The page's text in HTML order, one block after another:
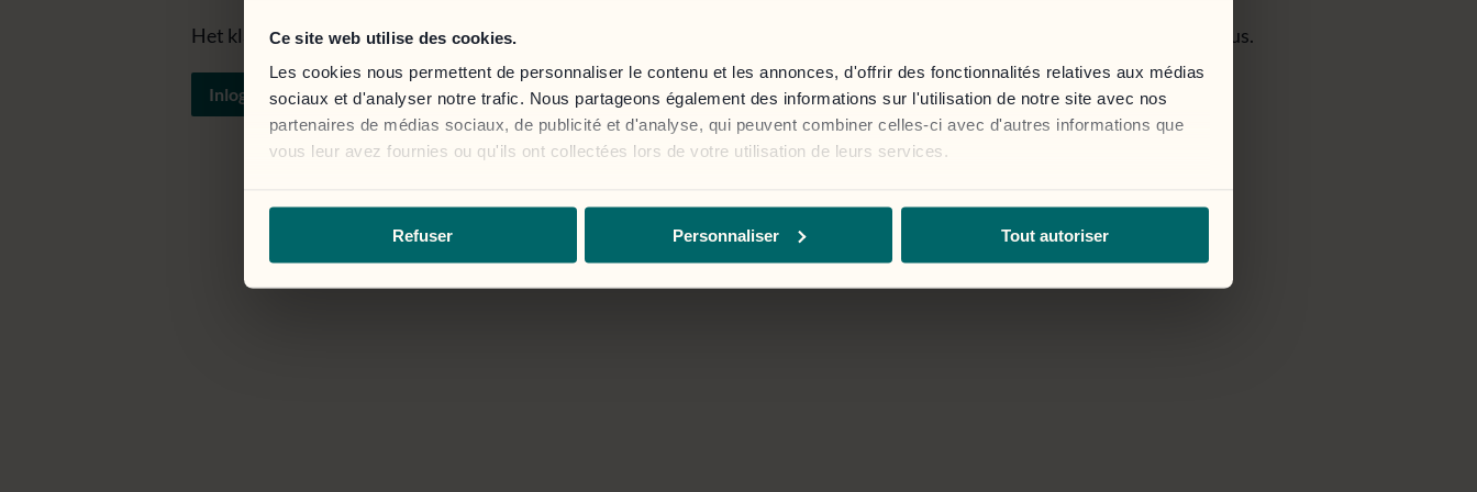
Ce site web utilise des cookies.
Les cookies nous permettent de personnaliser le contenu et les annonces, d'offrir des fonctionnalités relatives aux médias
sociaux et d'analyser notre trafic. Nous partageons également des informations sur l'utilisation de notre site avec nos
partenaires de médias sociaux, de publicité et d'analyse, qui peuvent combiner celles-ci avec d'autres informations que
vous leur avez fournies ou qu'ils ont collectées lors de votre utilisation de leurs services.
Refuser Personnaliser Tout autoriser
Het klantportaal is toegankelijk via de onderstaande knop.
Inloggen
Le portail client est accessible via le bouton ci-dessous.
Se connecter